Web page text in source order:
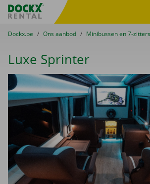
Fratello DEMO
U bevindt zich hier:
van
Dockx.be naar
Ons aanbod naar
Minibussen en 7-zitters
Luxe Sprinter